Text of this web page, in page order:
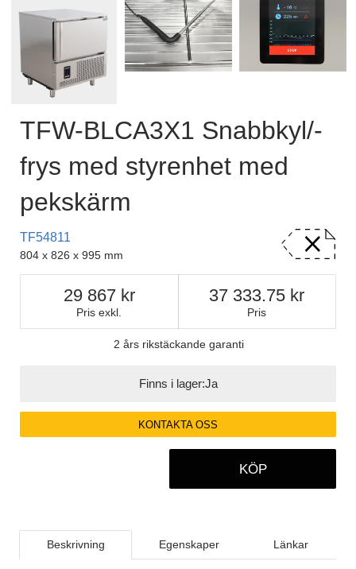
TFW-BLCA3X1 Snabbkyl/-
frys med styrenhet med
pekskärm
TF54811
804 x 826 x 995 mm
Pris exkl.
29 867
Pris
37 333.75
2 års rikstäckande garanti
Finns i lager:Ja
KONTAKTA OSS
KÖP
Beskrivning Egenskaper Länkar